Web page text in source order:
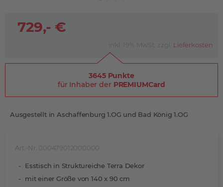
Art.-Nr. 000479012000000
Esstisch in Struktureiche Terra Dekor
mit einer Größe von 140 x 90 cm
729,- €
inkl. 19% MwSt. zzgl. Lieferkosten
3645 Punkte
für Inhaber der PREMIUMCard
Ausgestellt in Aschaffenburg 1.OG und Bad König 1.OG